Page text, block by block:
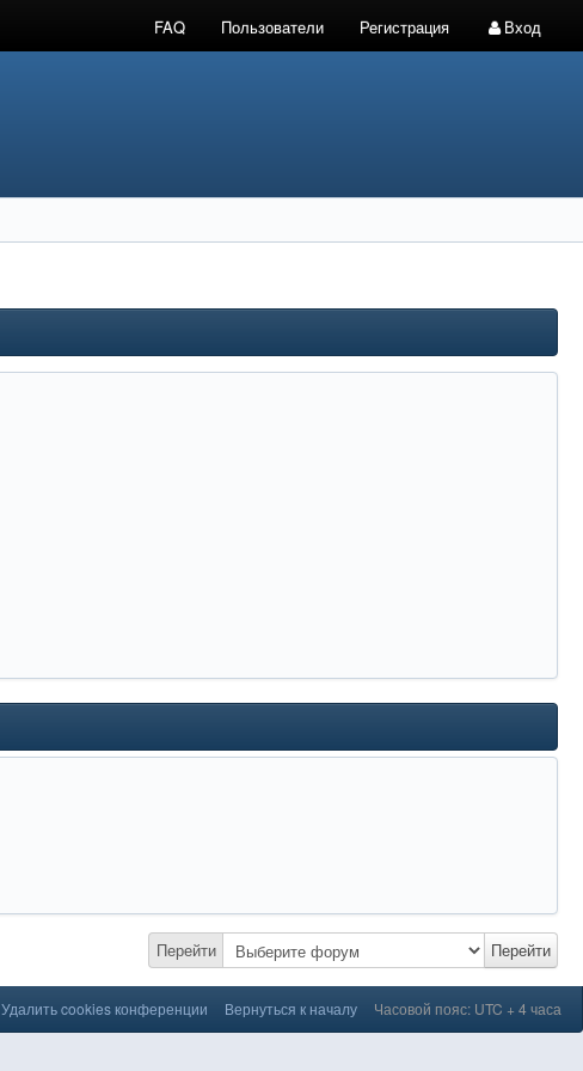
FAQ Пользователи Регистрация Вход
Перейти Перейти
Удалить cookies конференции Вернуться к началу Часовой пояс: UTC + 4 часа